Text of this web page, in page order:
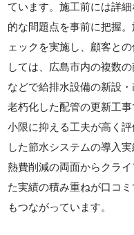
ています。施工前には詳
的な問題点を事前に把握
ェックを実施し、顧客と
しては、広島市内の複数
などで給排水設備の新設
老朽化した配管の更新工
小限に抑える工夫が高く
した節水システムの導入
熱費削減の両面からクラ
た実績の積み重ねが口コ
もつながっています。